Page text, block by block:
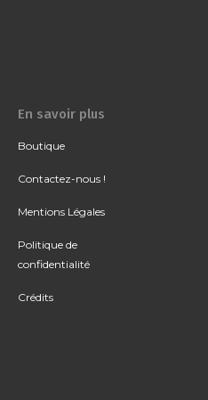
En savoir plus
Boutique
Contactez-nous !
Mentions Légales
Politique de
confidentialité
Crédits